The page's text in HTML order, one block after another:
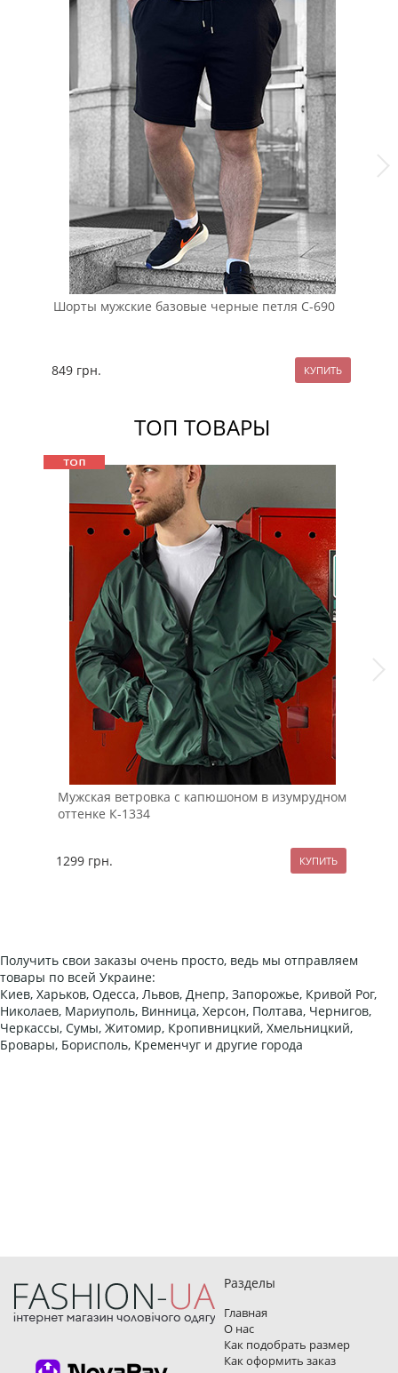
Шорты мужские базовые черные петля С-690
849 грн.
ТОП ТОВАРЫ
Мужская ветровка с капюшоном в изумрудном
оттенке К-1334
1299 грн.
Получить свои заказы очень просто, ведь мы отправляем
товары по всей Украине:
Киев, Харьков, Одесса, Львов, Днепр, Запорожье, Кривой Рог,
Николаев, Мариуполь, Винница, Херсон, Полтава, Чернигов,
Черкассы, Сумы, Житомир, Кропивницкий, Хмельницкий,
Бровары, Борисполь, Кременчуг и другие города
Разделы
Главная
О нас
Как подобрать размер
Как оформить заказ